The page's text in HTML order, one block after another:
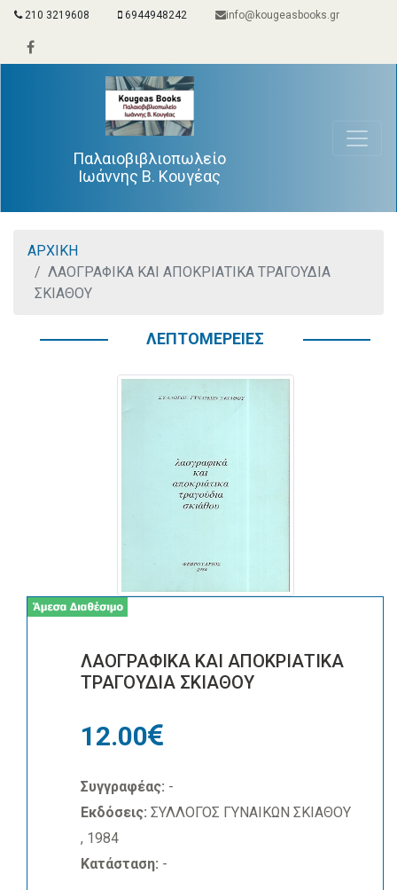
210 3219608 6944948242 info@kougeasbooks.gr
Παλαιοβιβλιοπωλείο
Ιωάννης Β. Κουγέας
ΑΡΧΙΚΗ
ΛΑΟΓΡΑΦΙΚΑ ΚΑΙ ΑΠΟΚΡΙΑΤΙΚΑ ΤΡΑΓΟΥΔΙΑ
ΣΚΙΑΘΟΥ
ΛΕΠΤΟΜΕΡΕΙΕΣ
ΛΑΟΓΡΑΦΙΚΑ ΚΑΙ ΑΠΟΚΡΙΑΤΙΚΑ
ΤΡΑΓΟΥΔΙΑ ΣΚΙΑΘΟΥ
12.00
Συγγραφέας: -
Εκδόσεις: ΣΥΛΛΟΓΟΣ ΓΥΝΑΙΚΩΝ ΣΚΙΑΘΟΥ
, 1984
Κατάσταση: -